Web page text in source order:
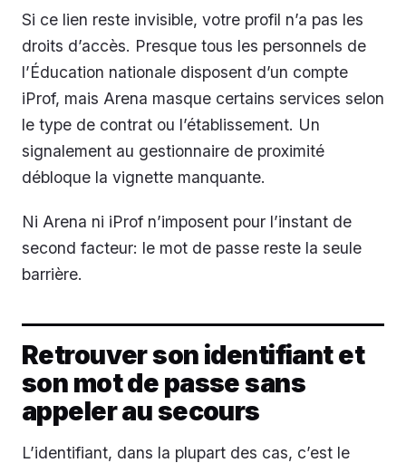
Si ce lien reste invisible, votre profil n’a pas les
droits d’accès. Presque tous les personnels de
l’Éducation nationale disposent d’un compte
iProf, mais Arena masque certains services selon
le type de contrat ou l’établissement. Un
signalement au gestionnaire de proximité
débloque la vignette manquante.
Ni Arena ni iProf n’imposent pour l’instant de
second facteur: le mot de passe reste la seule
barrière.
Retrouver son identifiant et
son mot de passe sans
appeler au secours
L’identifiant, dans la plupart des cas, c’est le